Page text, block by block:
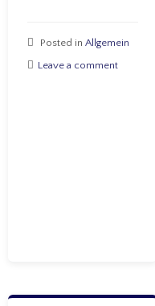
Posted in Allgemein
Leave a comment